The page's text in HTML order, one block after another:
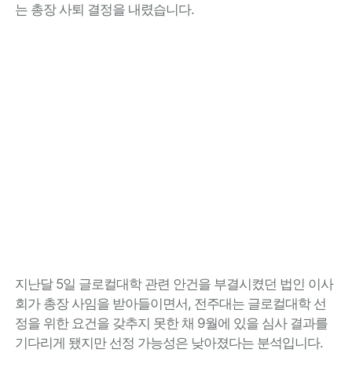
는 총장 사퇴 결정을 내렸습니다.
지난달 5일 글로컬대학 관련 안건을 부결시켰던 법인 이사
회가 총장 사임을 받아들이면서, 전주대는 글로컬대학 선
정을 위한 요건을 갖추지 못한 채 9월에 있을 심사 결과를
기다리게 됐지만 선정 가능성은 낮아졌다는 분석입니다.